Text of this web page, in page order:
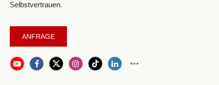
Selbstvertrauen.
ANFRAGE